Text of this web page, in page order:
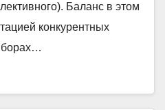
Баланс в этом
конкурентных